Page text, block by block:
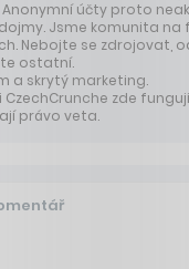
Anonymní účty proto
Jsme komunita na
Nebojte se zdrojovat,
ostatní.
a skrytý marketing.
zde
právo veta.